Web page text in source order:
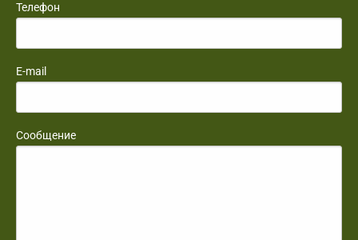
Телефон
E-mail
Сообщение